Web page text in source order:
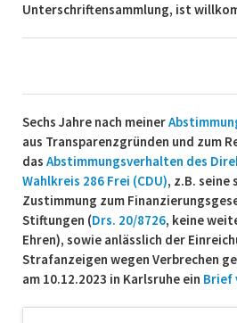
Unterschriftensammlung, ist
Sechs Jahre nach meiner
aus Transparenzgründen und zum
das Abstimmungsverhalten des
Wahlkreis 286 Frei (CDU), z.B. seine
Zustimmung zum
Stiftungen (Drs. 20/8726, keine
Ehren), sowie anlässlich der
Strafanzeigen wegen Verbrechen
am 10.12.2023 in Karlsruhe ein Brief